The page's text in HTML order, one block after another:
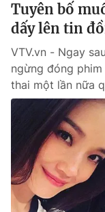
Tuyên bố
dấy lên tin
VTV.vn - Ngay
ngừng đóng
thai một lần nữa